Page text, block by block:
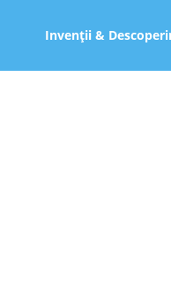
Invenții &